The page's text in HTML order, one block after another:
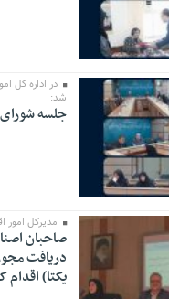
در اداره کل
شد:
جلسه
مدیرکل امور
صاحبان
دریافت
یکتا) اقدام